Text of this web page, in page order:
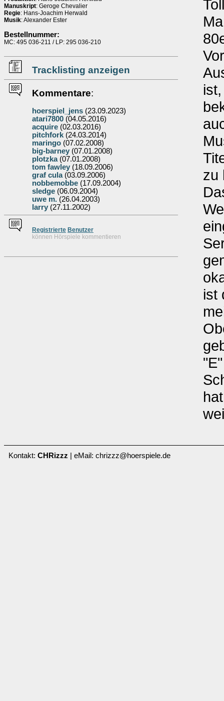
Manuskript: Geroge Chevalier
Regie: Hans-Joachim Herwald
Musik: Alexander Ester
Bestellnummer:
MC: 495 036-211 / LP: 295 036-210
Tracklisting anzeigen
Kommentare:
hoerspiel_jens (23.09.2023)
atari7800 (04.05.2016)
acquire (02.03.2016)
pitchfork (24.03.2014)
maringo (07.02.2008)
big-barney (07.01.2008)
plotzka(07.01.2008)
tom fawley (18.09.2006)
graf cula(03.09.2006)
nobbemobbe (17.09.2004)
sledge (06.09.2004)
uwe m. (26.04.2003)
larry (27.11.2002)
Registrierte Benutzer
können Hörspiele kommentieren
zu
ist
Kontakt: CHRizzz | eMail: chrizzz@hoerspiele.de